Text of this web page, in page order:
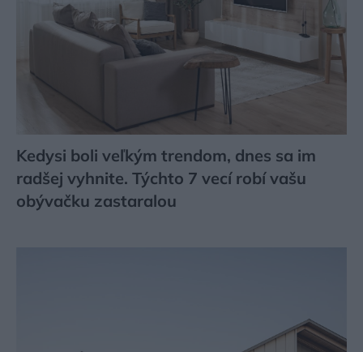
Kedysi boli veľkým trendom, dnes sa im
radšej vyhnite. Týchto 7 vecí robí vašu
obývačku zastaralou